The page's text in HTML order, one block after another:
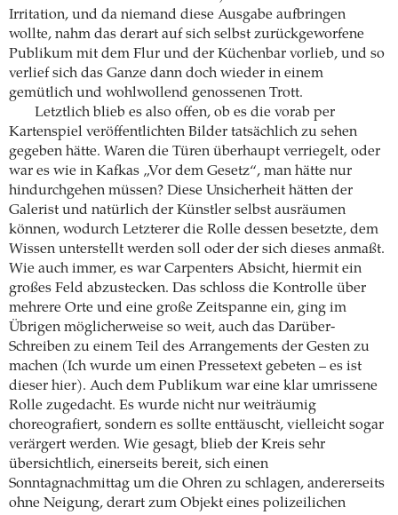
Irritation, und da niemand diese Ausgabe aufbringen
wollte, nahm das derart auf sich selbst zurückgeworfene
Publikum mit dem Flur und der Küchenbar vorlieb, und so
verlief sich das Ganze dann doch wieder in einem
gemütlich und wohlwollend genossenen Trott.
Letztlich blieb es also offen, ob es die vorab per
Kartenspiel veröffentlichten Bilder tatsächlich zu sehen
gegeben hätte. Waren die Türen überhaupt verriegelt, oder
war es wie in Kafkas „Vor dem Gesetz“, man hätte nur
hindurchgehen müssen? Diese Unsicherheit hätten der
Galerist und natürlich der Künstler selbst ausräumen
können, wodurch Letzterer die Rolle dessen besetzte, dem
Wissen unterstellt werden soll oder der sich dieses anmaßt.
Wie auch immer, es war Carpenters Absicht, hiermit ein
großes Feld abzustecken. Das schloss die Kontrolle über
mehrere Orte und eine große Zeitspanne ein, ging im
Übrigen möglicherweise so weit, auch das Darüber-
Schreiben zu einem Teil des Arrangements der Gesten zu
machen (Ich wurde um einen Pressetext gebeten – es ist
dieser hier). Auch dem Publikum war eine klar umrissene
Rolle zugedacht. Es wurde nicht nur weiträumig
choreografiert, sondern es sollte enttäuscht, vielleicht sogar
verärgert werden. Wie gesagt, blieb der Kreis sehr
übersichtlich, einerseits bereit, sich einen
Sonntagnachmittag um die Ohren zu schlagen, andererseits
ohne Neigung, derart zum Objekt eines polizeilichen